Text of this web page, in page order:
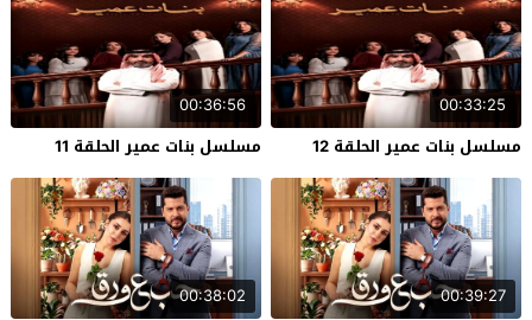
00:33:25
مسلسل بنات عمير الحلقة 12
00:36:56
مسلسل بنات عمير الحلقة 11
00:39:27
00:38:02